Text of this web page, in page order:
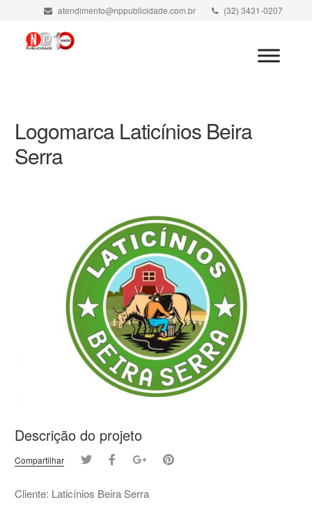
atendimento@nppublicidade.com.br
(32) 3431-0207
Logomarca Laticínios Beira
Serra
Descrição do projeto
Compartilhar
Cliente: Laticínios Beira Serra